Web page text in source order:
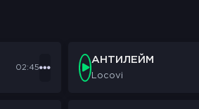
02:45
АНТИЛЕЙМ
Locovi